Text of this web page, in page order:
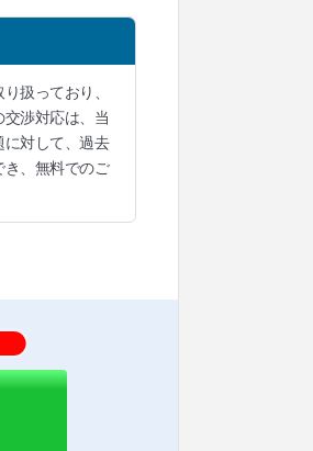
扱っており、
渉対応は、当
に対して、過去
き、無料でのご